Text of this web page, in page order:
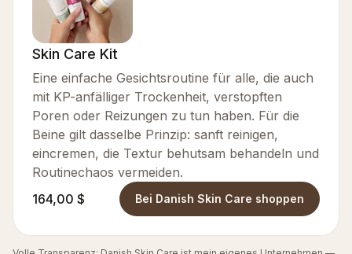
Skin Care Kit
Eine einfache Gesichtsroutine für alle, die auch
mit KP-anfälliger Trockenheit, verstopften
Poren oder Reizungen zu tun haben. Für die
Beine gilt dasselbe Prinzip: sanft reinigen,
eincremen, die Textur behutsam behandeln und
Routinechaos vermeiden.
164,00 $
Bei Danish Skin Care shoppen